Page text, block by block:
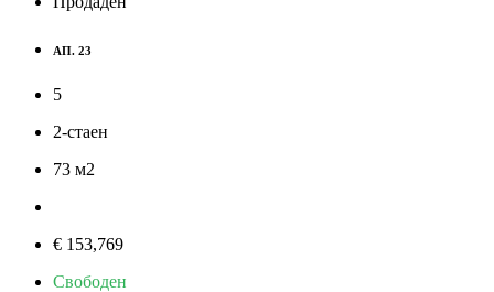
АП. 23
5
2-стаен
73 м2
€ 153,769
Свободен